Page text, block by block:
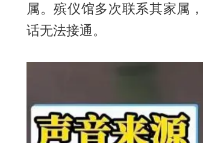
属。殡仪馆多次联系其家属
话无法接通。